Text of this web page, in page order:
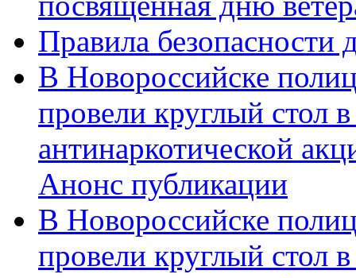
Правила безопасности
В Новороссийске
провели круглый стол
антинаркотической
Анонс публикации
В Новороссийске
провели круглый стол